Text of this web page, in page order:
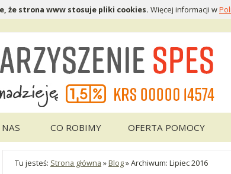
że strona www stosuje pliki cookies. Więcej informacji w
CO ROBIMY OFERTA POMOCY
Tu jesteś: Strona główna » Blog»Archiwum: Lipiec 2016